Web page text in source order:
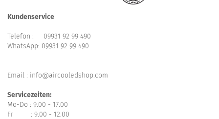
Kundenservice
Telefon : 09931 92 99 490
WhatsApp: 09931 92 99 490
Email : info@aircooledshop.com
Servicezeiten:
Mo-Do : 9.00 - 17.00
Fr : 9.00 - 12.00